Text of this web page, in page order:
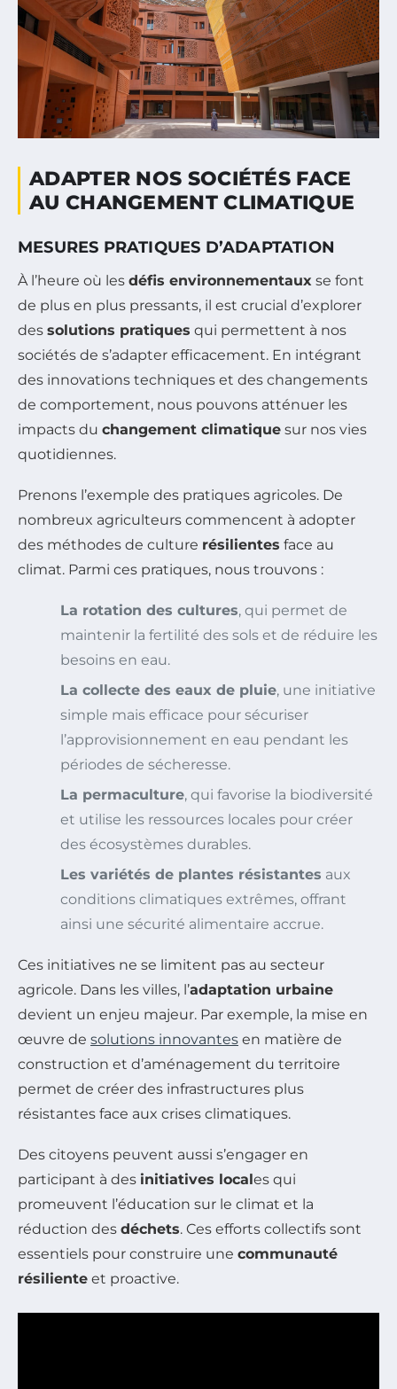
ADAPTER NOS SOCIÉTÉS FACE
AU CHANGEMENT CLIMATIQUE
MESURES PRATIQUES D’ADAPTATION
À l’heure où les défis environnementaux se font
de plus en plus pressants, il est crucial d’explorer
des solutions pratiques qui permettent à nos
sociétés de s’adapter efficacement. En intégrant
des innovations techniques et des changements
de comportement, nous pouvons atténuer les
impacts du changement climatique sur nos vies
quotidiennes.
Prenons l’exemple des pratiques agricoles. De
nombreux agriculteurs commencent à adopter
des méthodes de culture résilientes face au
climat. Parmi ces pratiques, nous trouvons :
La rotation des cultures, qui permet de
maintenir la fertilité des sols et de réduire les
besoins en eau.
La collecte des eaux de pluie, une initiative
simple mais efficace pour sécuriser
l’approvisionnement en eau pendant les
périodes de sécheresse.
La permaculture, qui favorise la biodiversité
et utilise les ressources locales pour créer
des écosystèmes durables.
Les variétés de plantes résistantes aux
conditions climatiques extrêmes, offrant
ainsi une sécurité alimentaire accrue.
Ces initiatives ne se limitent pas au secteur
agricole. Dans les villes, l’adaptation urbaine
devient un enjeu majeur. Par exemple, la mise en
œuvre de solutions innovantes en matière de
construction et d’aménagement du territoire
permet de créer des infrastructures plus
résistantes face aux crises climatiques.
Des citoyens peuvent aussi s’engager en
participant à des initiatives locales qui
promeuvent l’éducation sur le climat et la
réduction des déchets. Ces efforts collectifs sont
essentiels pour construire une communauté
résiliente et proactive.